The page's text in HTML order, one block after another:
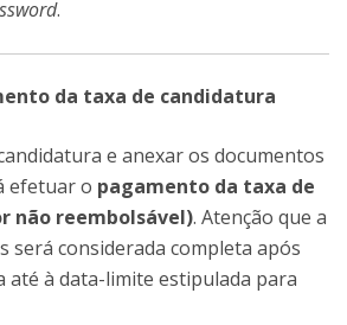
.
da taxa de candidatura
e anexar os documentos
efetuar o pagamento da taxa de
não reembolsável). Atenção que a
será considerada completa após
até à data-limite estipulada para